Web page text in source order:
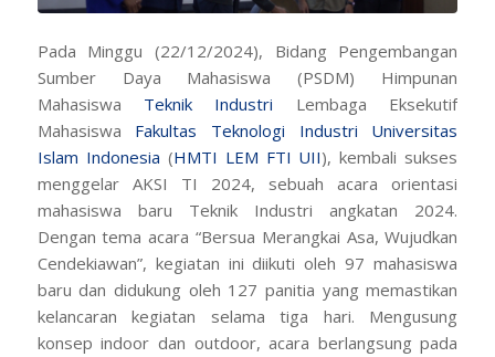
Pada Minggu (22/12/2024), Bidang Pengembangan
Sumber Daya Mahasiswa (PSDM) Himpunan
Mahasiswa Teknik Industri Lembaga Eksekutif
Mahasiswa Fakultas Teknologi Industri
Universitas
Islam Indonesia (HMTI LEM FTI UII), kembali sukses
menggelar AKSI TI 2024, sebuah acara orientasi
mahasiswa baru Teknik Industri angkatan 2024.
Dengan tema acara “Bersua Merangkai Asa, Wujudkan
Cendekiawan”, kegiatan ini diikuti oleh 97 mahasiswa
baru dan didukung oleh 127 panitia yang memastikan
kelancaran kegiatan selama tiga hari. Mengusung
konsepindoor dan outdoor, acara berlangsung pada